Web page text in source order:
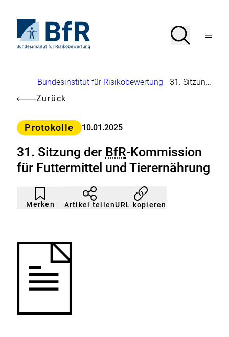
Seiteninhalt
springenStartseite
von
Suche
SucheMenü
Brotkrumennavigation
Bundesinstitut für Risikobewertung 31. Sitzung der
Zurück
Kategorie
Protokolle 10.01.2025
31. Sitzung der BfR-Kommission
für Futtermittel und Tierernährung
Merken
Artikel
nicht
gemerkt
Durch
Klicken
der
Artikel teilenURL kopieren